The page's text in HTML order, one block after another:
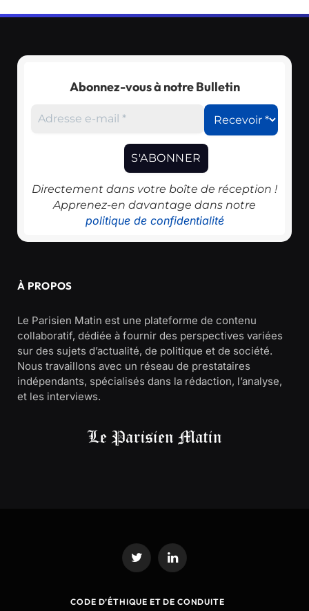
Abonnez-vous à notre Bulletin
Directement dans votre boîte de réception !
Apprenez-en davantage dans notre
politique de confidentialité
À PROPOS
Le Parisien Matin est une plateforme de contenu
collaboratif, dédiée à fournir des perspectives variées
sur des sujets d’actualité, de politique et de société.
Nous travaillons avec un réseau de prestataires
indépendants, spécialisés dans la rédaction, l’analyse,
et les interviews.
Twitter LinkedIn
CODE D’ÉTHIQUE ET DE CONDUITE